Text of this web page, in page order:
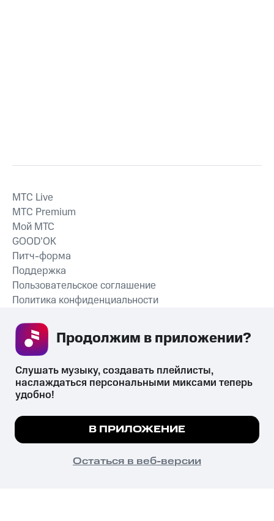
СКАЧАТЬ ПРИЛОЖЕНИЕ
MTС Live
MTС Premium
Мой МТС
GOOD’OK
Питч-форма
Поддержка
Пользовательское соглашение
Политика конфиденциальности
психотропных веществ, их аналогов причиняет вред здоровью,
их незаконный оборот запрещён и влечёт установленную
законодательством ответственность.
© 2026 ООО «КИОН».
Все права защищены
Мы используем куки, чтобы на сайте все
Подробнее
ПОНЯТНО
Слушать музыку, создавать плейлисты,
наслаждаться персональными миксами теперь
удобно!
В ПРИЛОЖЕНИЕ
Остаться в веб-версии